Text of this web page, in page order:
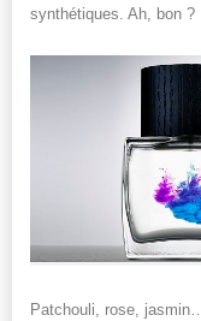
synthétiques. Ah, bon ?
Patchouli, rose,